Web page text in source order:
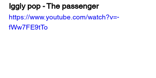
Iggiy pop - The passenger
https://www.youtube.com/watch?v=-
fWw7FE9tTo